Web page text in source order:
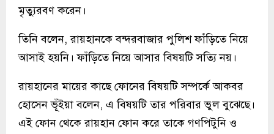
মৃত্যুরবণ করেন।
তিনি বলেন, রায়হানকে বন্দরবাজার পুলিশ ফাঁড়িতে নিয়ে
আসাই হয়নি। ফাঁড়িতে নিয়ে আসার বিষয়টি সত্যি নয়।
রায়হানের মায়ের কাছে ফোনের বিষয়টি সম্পর্কে আকবর
হোসেন ভূঁইয়া বলেন, এ বিষয়টি তার পরিবার ভুল বুঝেছে।
এই ফোন থেকে রায়হান ফোন করে তাকে গণপিটুনি ও